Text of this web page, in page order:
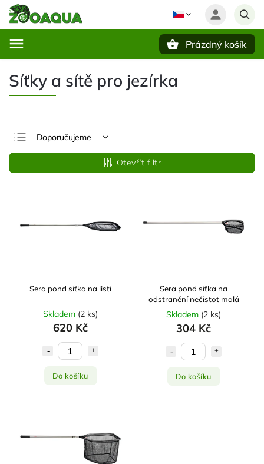
Prázdný košík
Síťky a sítě pro jezírka
Doporučujeme
Nejlevnější
Nejdražší
Otevřít filtr
Sera pond síťka na listí
Skladem (2 ks)
620 Kč
Do košíku
Sera pond síťka na
odstranění nečistot malá
Skladem (2 ks)
304 Kč
Do košíku